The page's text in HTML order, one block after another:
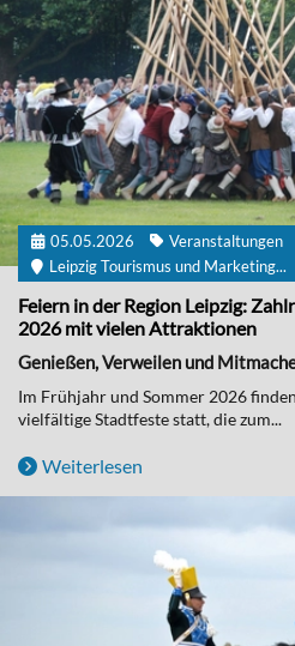
05.05.2026
Veranstaltungen
Leipzig Tourismus und Marketing...
Feiern in der Region Leipzig:
2026 mit vielen Attraktionen
Genießen, Verweilen und
Im Frühjahr und Sommer 2026
vielfältige Stadtfeste statt, die zum...
Weiterlesen